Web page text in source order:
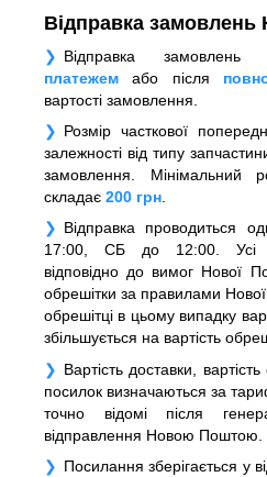
Відправка
Відправка замовлень
платежем або після
вартості замовлення.
Розмір часткової
залежності від типу
замовлення. Мінімальний
складає 200 грн
Відправка
17:00, СБ до 12:00. Усі
відповідно до вимог Нової
обрешітки за правилами
обрешітці в цьому випадку
збільшується на вартість
Вартість доставки,
посилок визначаються за
точно відомі після
відправлення Новою Поштою.
Посилання зберігається у